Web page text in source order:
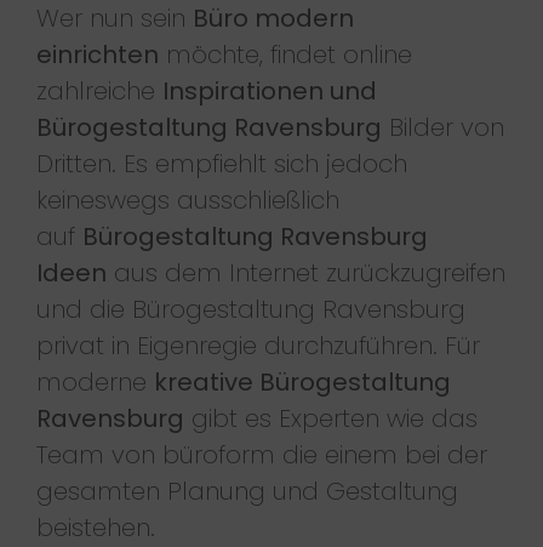
Wer nun sein Büro modern
einrichten möchte, findet online
zahlreiche Inspirationen und
Bürogestaltung Ravensburg Bilder von
Dritten. Es empfiehlt sich jedoch
keineswegs ausschließlich
auf Bürogestaltung Ravensburg
Ideen aus dem Internet zurückzugreifen
und die Bürogestaltung Ravensburg
privat in Eigenregie durchzuführen. Für
moderne kreative Bürogestaltung
Ravensburg gibt es Experten wie das
Team von büroform die einem bei der
gesamten Planung und Gestaltung
beistehen.